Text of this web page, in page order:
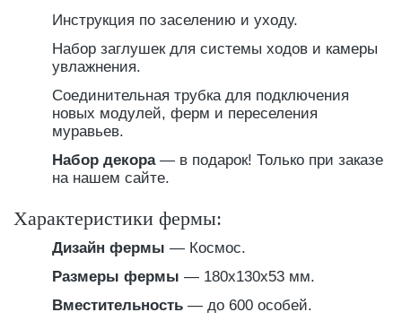
Инструкция по заселению и уходу.
Набор заглушек для системы ходов и камеры
увлажнения.
Соединительная трубка для подключения
новых модулей, ферм и переселения
муравьев.
Набор декора — в подарок! Только при заказе
на нашем сайте.
Характеристики фермы:
Дизайн фермы — Космос.
Размеры фермы — 180х130х53 мм.
Вместительность — до 600 особей.